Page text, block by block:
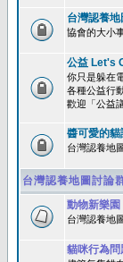
台灣認養
協會的大小
公益 Let's
你只是躲在
各種公益行
歡迎「公益
醬可愛的貓
台灣認養地
台灣認養地圖討論
動物新樂園
台灣認養地
貓咪行為